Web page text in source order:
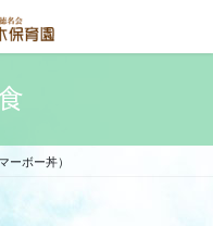
ーボー丼）